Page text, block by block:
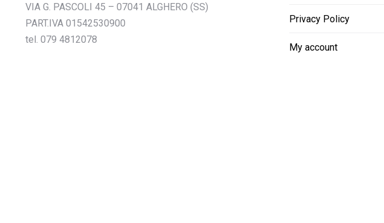
VIA G. PASCOLI 45 – 07041 ALGHERO (SS)
PART.IVA 01542530900
tel. 079 4812078
Privacy Policy
My account